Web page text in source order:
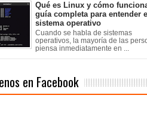
Qué es Linux y cómo
guía completa para entender el
sistema operativo
Cuando se habla de sistemas
operativos, la mayoría de las
piensa inmediatamente en ...
en Facebook